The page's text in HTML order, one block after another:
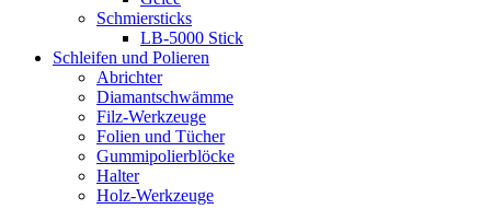
Schmiersticks
LB-5000 Stick
Schleifen und Polieren
Abrichter
Diamantschwämme
Filz-Werkzeuge
Folien und Tücher
Gummipolierblöcke
Halter
Holz-Werkzeuge